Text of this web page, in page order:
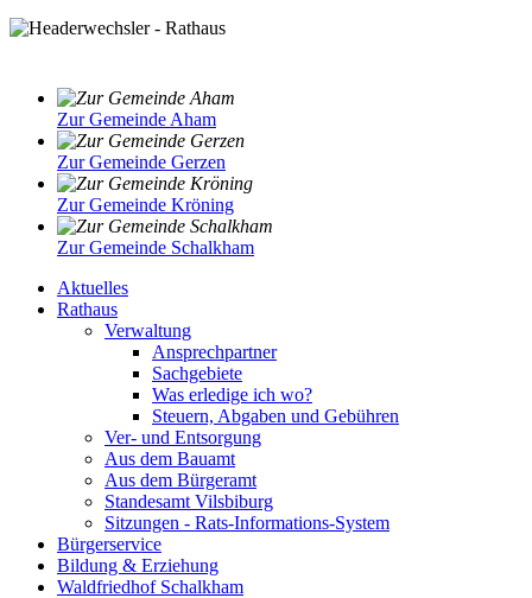
Zur Gemeinde Aham
Zur Gemeinde Gerzen
Zur Gemeinde Kröning
Zur Gemeinde Schalkham
Aktuelles
Rathaus
Verwaltung
Ansprechpartner
Sachgebiete
Was erledige ich wo?
Steuern, Abgaben und Gebühren
Ver- und Entsorgung
Aus dem Bauamt
Aus dem Bürgeramt
Standesamt Vilsbiburg
Sitzungen - Rats-Informations-System
Bürgerservice
Bildung & Erziehung
Waldfriedhof Schalkham